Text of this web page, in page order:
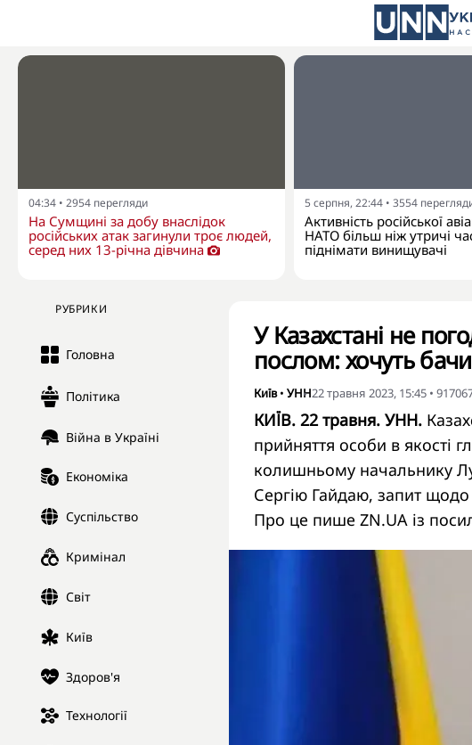
04:34 • 2954 перегляди
На Сумщині за добу внаслідок
російських атак загинули троє людей,
серед них 13-річна дівчина
5 серпня, 22:44 • 3554
Активність російської
НАТО більш ніж утричі
піднімати винищувачі
РУБРИКИ
Головна
Політика
Війна в Україні
Економіка
Суспільство
Кримінал
Світ
Київ
Здоров'я
Технології
У Казахстані не
послом: хочуть
Київ• УНН22 травня 2023, 15:45 •
КИЇВ. 22 травня. УНН.
прийняття особи в якості
колишньому начальнику
Сергію Гайдаю, запит
Про це пише ZN.UA із